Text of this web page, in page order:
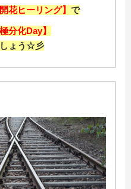
花ヒーリング】 で
極分化Day】
ょう☆彡